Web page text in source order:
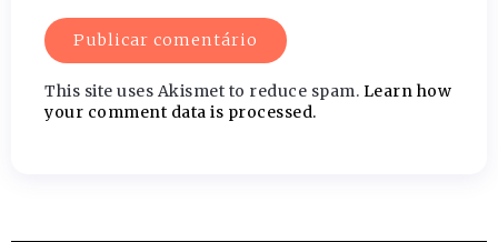
This site uses Akismet to reduce spam. Learn how
your comment data is processed.